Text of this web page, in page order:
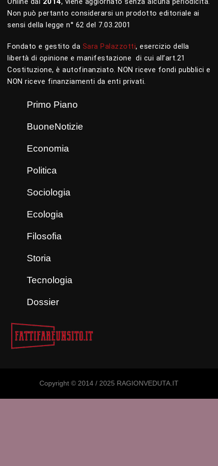
Non può pertanto considerarsi un prodotto editoriale ai
sensi della legge n° 62 del 7.03.2001
Fondato e gestito da Sara Palazzotti, esercizio della
libertà di opinione e manifestazione di cui all’art.21
Costituzione, è autofinanziato. NON riceve fondi pubblici e
NON riceve finanziamenti da enti privati.
Primo Piano
BuoneNotizie
Economia
Politica
Sociologia
Ecologia
Filosofia
Storia
Tecnologia
Dossier
Copyright © 2014 / 2025 RAGIONVEDUTA.IT